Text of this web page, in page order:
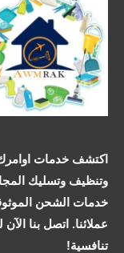
اكتشف خدمات
وتنظيف وتسليك
خدمات الشحن
عملائنا. اتصل بنا
تنافسية!